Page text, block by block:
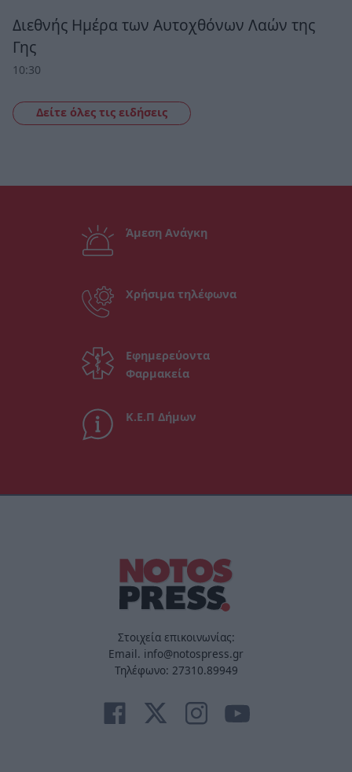
Διεθνής Ημέρα των Αυτοχθόνων Λαών της
Γης
10:30
Δείτε όλες τις ειδήσεις
Άμεση Ανάγκη
Χρήσιμα τηλέφωνα
Εφημερεύοντα
Φαρμακεία
Κ.Ε.Π Δήμων
Στοιχεία επικοινωνίας:
Email. info@notospress.gr
Τηλέφωνο: 27310.89949